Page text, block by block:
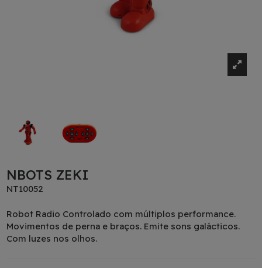
NBOTS ZEKI
NT10052
Robot Radio Controlado com múltiplos performance.
Movimentos de perna e braços. Emite sons galácticos.
Com luzes nos olhos.